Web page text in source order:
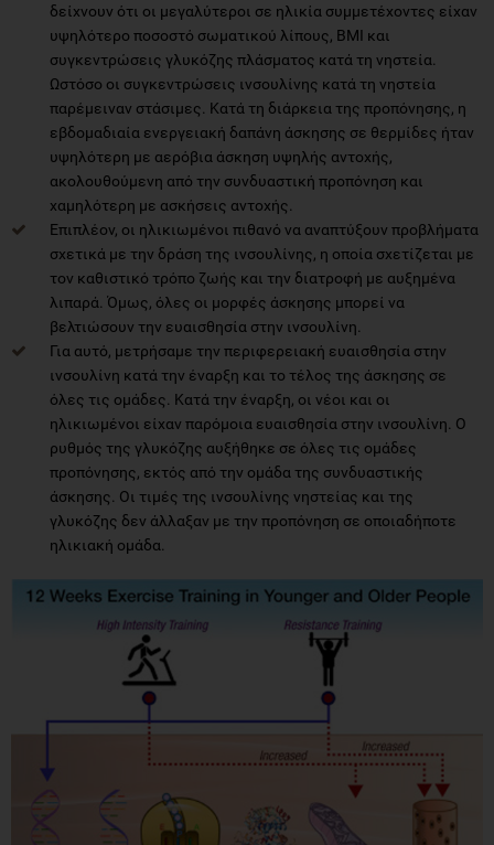
δείχνουν ότι οι μεγαλύτεροι σε ηλικία συμμετέχοντες είχαν
υψηλότερο ποσοστό σωματικού λίπους, BMI και
συγκεντρώσεις γλυκόζης πλάσματος κατά τη νηστεία.
Ωστόσο οι συγκεντρώσεις ινσουλίνης κατά τη νηστεία
παρέμειναν στάσιμες. Κατά τη διάρκεια της προπόνησης, η
εβδομαδιαία ενεργειακή δαπάνη άσκησης σε θερμίδες ήταν
υψηλότερη με αερόβια άσκηση υψηλής αντοχής,
ακολουθούμενη από την συνδυαστική προπόνηση και
χαμηλότερη με ασκήσεις αντοχής.
Επιπλέον, οι ηλικιωμένοι πιθανό να αναπτύξουν προβλήματα
σχετικά με την δράση της ινσουλίνης, η οποία σχετίζεται με
τον καθιστικό τρόπο ζωής και την διατροφή με αυξημένα
λιπαρά. Όμως, όλες οι μορφές άσκησης μπορεί να
βελτιώσουν την ευαισθησία στην ινσουλίνη.
Για αυτό, μετρήσαμε την περιφερειακή ευαισθησία στην
ινσουλίνη κατά την έναρξη και το τέλος της άσκησης σε
όλες τις ομάδες. Κατά την έναρξη, οι νέοι και οι
ηλικιωμένοι είχαν παρόμοια ευαισθησία στην ινσουλίνη. Ο
ρυθμός της γλυκόζης αυξήθηκε σε όλες τις ομάδες
προπόνησης, εκτός από την ομάδα της συνδυαστικής
άσκησης. Οι τιμές της ινσουλίνης νηστείας και της
γλυκόζης δεν άλλαξαν με την προπόνηση σε οποιαδήποτε
ηλικιακή ομάδα.